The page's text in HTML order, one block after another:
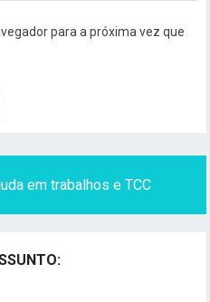
para a próxima vez que
em trabalhos e TCC